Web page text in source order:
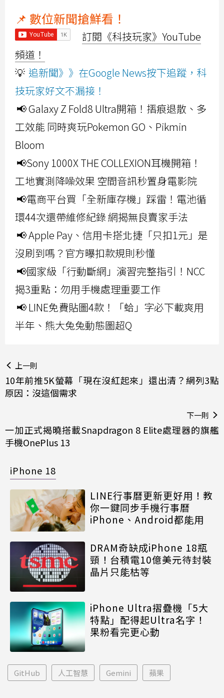
📌 數位新聞搶鮮看！
訂閱《科技玩家》YouTube
頻道！
💡 追新聞》》在Google News按下追蹤，科
技玩家好文不漏接！
📢 Galaxy Z Fold8 Ultra開箱！摺痕退散、多
工效能 同時爽玩Pokemon GO、Pikmin
Bloom
📢Sony 1000X THE COLLEXION耳機開箱！
工地實測降噪效果 空間音訊秒置身電影院
📢電商平台買「全新庫存機」踩雷！電池循
環44次還帶維修紀錄 網揭無良賣家手法
📢 Apple Pay、信用卡搭北捷「只扣1元」是
沒刷到嗎？官方曝扣款規則秒懂
📢國家級「行動斷網」演習完整指引！NCC
揭3重點：勿用手機處理重要工作
📢 LINE免費貼圖4款！「蛤」字必下載爽用
半年、熊大兔兔動態圖超Q
上一則
10年前推5K螢幕「現在沒紅起來」還出清？網列3點
原因：沒這個需求
下一則
一加正式揭曉搭載Snapdragon 8 Elite處理器的旗艦
手機OnePlus 13
iPhone 18
LINE行事曆更新更好用！教
你一鍵同步手機行事曆
iPhone、Android都能用
DRAM奇缺成iPhone 18瓶
頸！台積電10億美元待封裝
晶片只能枯等
iPhone Ultra摺疊機「5大
特點」配得起Ultra名字！
果粉看完更心動
GitHub 人工智慧 Gemini 蘋果